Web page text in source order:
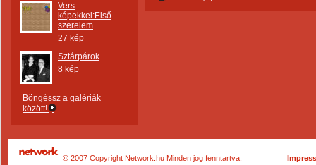
Vers
képekkel:Első
szerelem
27 kép
Sztárpárok
8 kép
Böngéssz a galériák
között!
© 2007 Copyright Network.hu Minden jog fenntartva.